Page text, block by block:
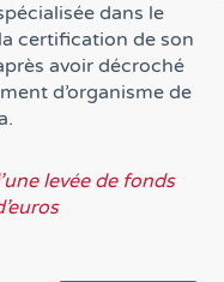
dans le
certification de son
avoir décroché
d’organisme de
levée de fonds